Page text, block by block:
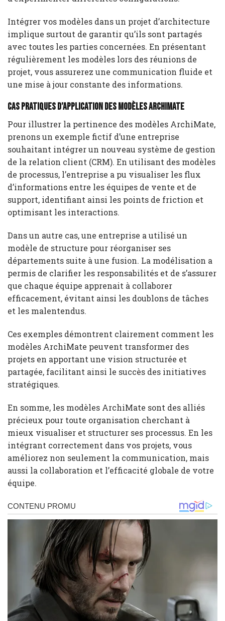
Intégrer vos modèles dans un projet d’architecture
implique surtout de garantir qu’ils sont partagés
avec toutes les parties concernées. En présentant
régulièrement les modèles lors des réunions de
projet, vous assurerez une communication fluide et
une mise à jour constante des informations.
Cas pratiques d’application des modèles ArchiMate
Pour illustrer la pertinence des modèles ArchiMate,
prenons un exemple fictif d’une entreprise
souhaitant intégrer un nouveau système de gestion
de la relation client (CRM). En utilisant des modèles
de processus, l’entreprise a pu visualiser les flux
d’informations entre les équipes de vente et de
support, identifiant ainsi les points de friction et
optimisant les interactions.
Dans un autre cas, une entreprise a utilisé un
modèle de structure pour réorganiser ses
départements suite à une fusion. La modélisation a
permis de clarifier les responsabilités et de s’assurer
que chaque équipe apprenait à collaborer
efficacement, évitant ainsi les doublons de tâches
et les malentendus.
Ces exemples démontrent clairement comment les
modèles ArchiMate peuvent transformer des
projets en apportant une vision structurée et
partagée, facilitant ainsi le succès des initiatives
stratégiques.
En somme, les modèles ArchiMate sont des alliés
précieux pour toute organisation cherchant à
mieux visualiser et structurer ses processus. En les
intégrant correctement dans vos projets, vous
améliorez non seulement la communication, mais
aussi la collaboration et l’efficacité globale de votre
équipe.